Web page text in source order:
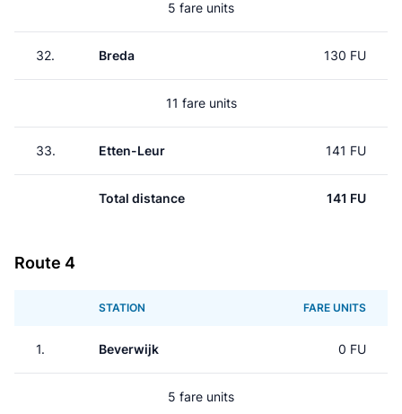
5 fare units
32. Breda 130 FU
11 fare units
33. Etten-Leur 141 FU
Total distance 141 FU
Route 4
STATION FARE UNITS
1. Beverwijk 0 FU
5 fare units